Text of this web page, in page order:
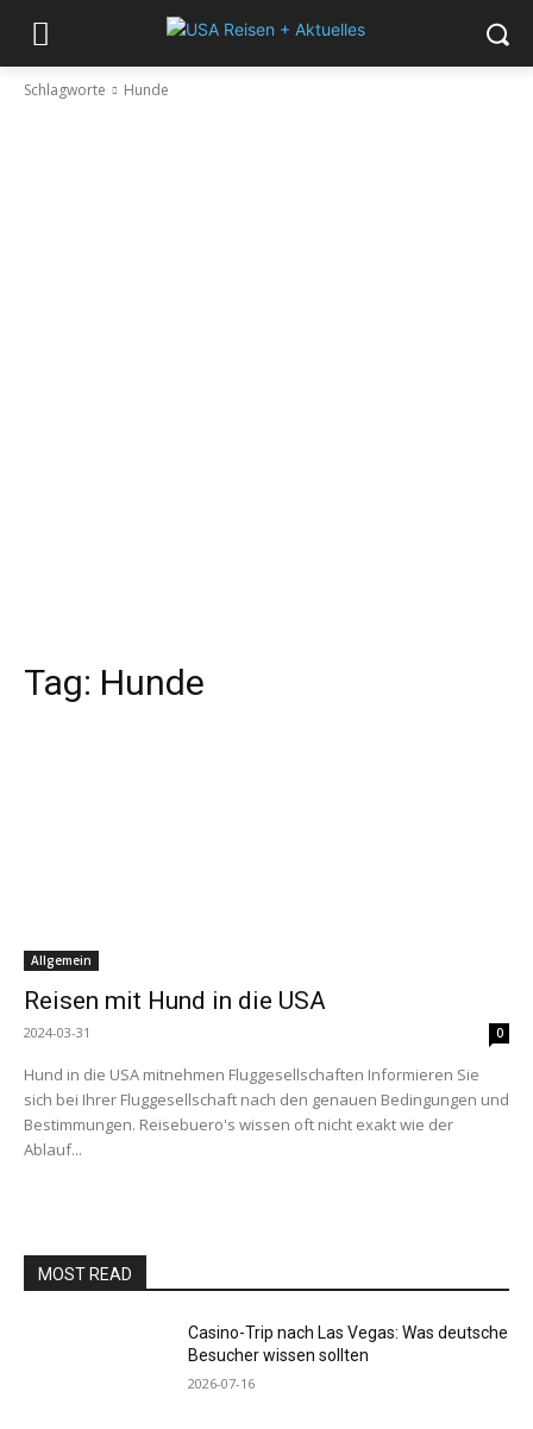
Schlagworte Hunde
Tag: Hunde
Allgemein
Reisen mit Hund in die USA
2024-03-31 0
Hund in die USA mitnehmen Fluggesellschaften Informieren Sie
sich bei Ihrer Fluggesellschaft nach den genauen Bedingungen und
Bestimmungen. Reisebuero's wissen oft nicht exakt wie der
Ablauf...
MOST READ
Casino-Trip nach Las Vegas: Was deutsche
Besucher wissen sollten
2026-07-16